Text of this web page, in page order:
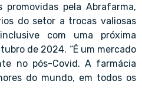
promovidas pela Abrafarma,
do setor a trocas valiosas
com uma próxima
de 2024. “É um mercado
no pós-Covid. A farmácia
do mundo, em todos os